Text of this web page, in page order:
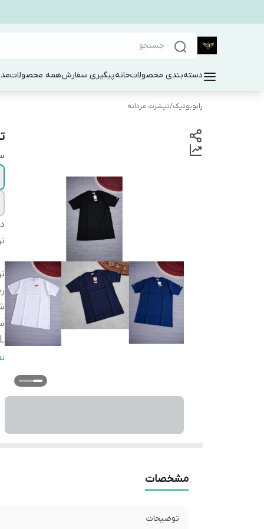
دسته‌بندی محصولاتخانهپیگیری سفارشهمه محصولات
رابوبوتیک/تیشرت مردانه
L
مشخصات
توضیحات